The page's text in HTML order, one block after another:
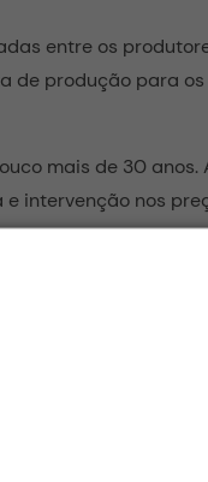
entre os
de produção para
mais de 30
intervenção nos
visto como um
encerrado em
cotas,
e a autonomia
das cotas de
houve